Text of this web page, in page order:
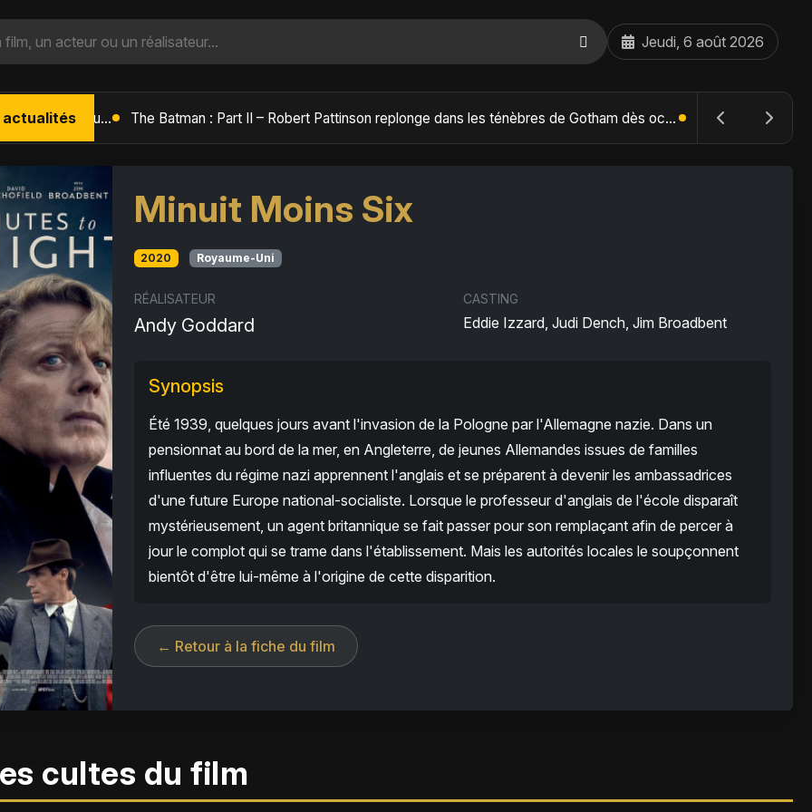
Jeudi, 6 août 2026
actualités L'Âge de Glace : Le Réveil du Volcan – Manny, Sid et Diego de retour pour une aventure explosive The Batman : Part II – Robert Pattinson replonge dans les ténèbres de Gotham dès octobre 2027
Minuit Moins Six
2020 Royaume-Uni
RÉALISATEUR
Andy Goddard
CASTING
Eddie Izzard, Judi Dench, Jim Broadbent
Synopsis
Été 1939, quelques jours avant l'invasion de la Pologne par l'Allemagne nazie. Dans un
pensionnat au bord de la mer, en Angleterre, de jeunes Allemandes issues de familles
influentes du régime nazi apprennent l'anglais et se préparent à devenir les ambassadrices
d'une future Europe national-socialiste. Lorsque le professeur d'anglais de l'école disparaît
mystérieusement, un agent britannique se fait passer pour son remplaçant afin de percer à
jour le complot qui se trame dans l'établissement. Mais les autorités locales le soupçonnent
bientôt d'être lui-même à l'origine de cette disparition.
← Retour à la fiche du film
cultes du film